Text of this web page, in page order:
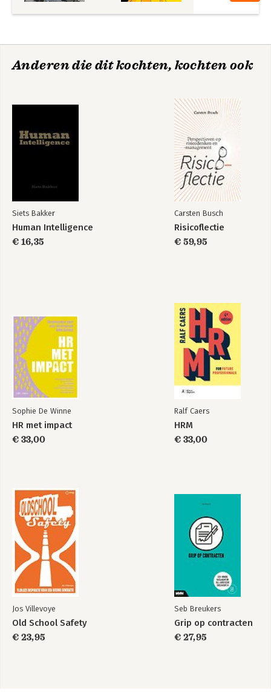
Bekijk alle boeken
Bijlagen
Geraadpleegde bronnen
Anderen die dit kochten, kochten ook
Siets Bakker
Human Intelligence
€ 16,35
Carsten Busch
Risicoflectie
€ 59,95
Sophie De Winne
HR met impact
€ 33,00
Ralf Caers
HRM
€ 33,00
Jos Villevoye
Old School Safety
€ 23,95
Seb Breukers
Grip op contracten
€ 27,95